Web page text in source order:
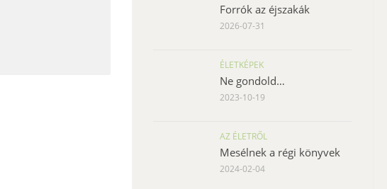
Forrók az éjszakák
2026-07-31
ÉLETKÉPEK
Ne gondold…
2023-10-19
AZ ÉLETRŐL
Mesélnek a régi könyvek
2024-02-04